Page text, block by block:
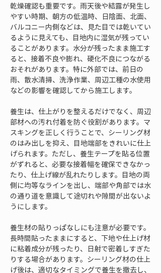
乾燥確認も重要です。雨天後や結露が発生し
やすい時期、朝方の低温時、日陰面、北面、
バルコニー内側などは、見た目では乾いてい
るように見えても、目地内に湿気が残ってい
ることがあります。水分が残ったまま施工す
ると、接着不良や膨れ、硬化不良につながる
おそれがあります。特に外部では、前日の
雨、散水清掃、洗浄作業、周辺工種の水使用
などの影響を確認してから施工します。
養生は、仕上がりを整えるだけでなく、周辺
部材への汚れ付着を防ぐ役割があります。マ
スキングを正しく行うことで、シーリング材
のはみ出しを抑え、目地端部をきれいに仕上
げられます。ただし、養生テープを貼る位置
がずれると、必要な接着幅を確保できなかっ
たり、仕上げ線が乱れたりします。目地の両
側に均等なラインを出し、端部や角部では水
の通り道を意識して途切れや隙間が出ないよ
うにします。
養生材の貼りっぱなしにも注意が必要です。
長時間貼ったままにすると、下地や仕上げ材
に粘着成分が残ったり、日射で密着しすぎた
りする場合があります。シーリング材の仕上
げ後は、適切なタイミングで養生を撤去し、